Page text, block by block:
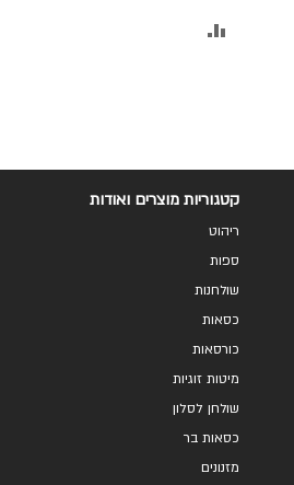
קטגוריות מוצרים ואודות
ריהוט
ספות
שולחנות
כסאות
כורסאות
מיטות זוגיות
שולחן לסלון
כסאות בר
מזנונים